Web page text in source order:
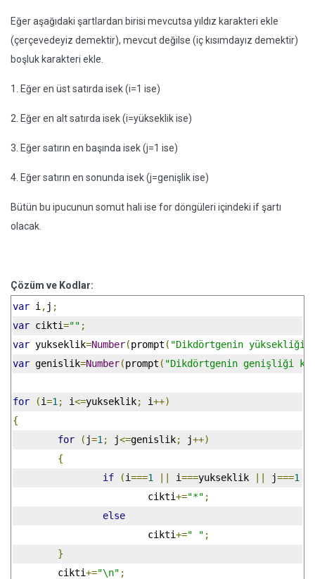
Eğer aşağıdaki şartlardan birisi mevcutsa yıldız karakteri ekle
(çerçevedeyiz demektir), mevcut değilse (iç kısımdayız demektir)
boşluk karakteri ekle.
1. Eğer en üst satırda isek (i=1 ise)
2. Eğer en alt satırda isek (i=yükseklik ise)
3. Eğer satırın en başında isek (j=1 ise)
4. Eğer satırın en sonunda isek (j=genişlik ise)
Bütün bu ipucunun somut hali ise for döngüleri içindeki if şartı
olacak.
Çözüm ve Kodlar:
var i , j ;
var cikti="" ;
var yukseklik=Number(prompt ( "Dikdörtgenin yüksekliği
var genislik=Number(prompt ( "Dikdörtgenin genişliği
for (i=1 ; i<=yukseklik; i++)
{
for
( j=1 ; j<=genislik; j++)
{
if
(i===1 i===yukseklik j===1
			cikti
+="*" ;
else
			cikti
+=" " ;
}
	cikti
+="\n" ;